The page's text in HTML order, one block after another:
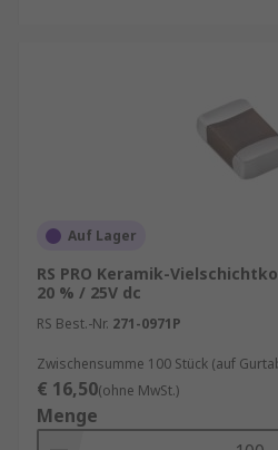
Auf Lager
RS PRO Keramik-
20 % / 25V dc
RS Best.-Nr. 271-0971P
Zwischensumme 100 Stück (auf
€ 16,50(ohne MwSt.)
Menge